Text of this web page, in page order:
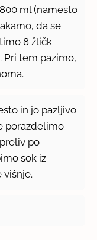
ml (namesto
da se
8 žličk
Pri tem pazimo,
in jo pazljivo
porazdelimo
po
sok iz
višnje.